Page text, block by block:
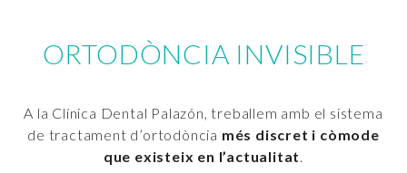
ORTODÒNCIA INVISIBLE
A la Clínica Dental Palazón, treballem amb el sistema
de tractament d’ortodòncia més discret i còmode
que existeix en l’actualitat.